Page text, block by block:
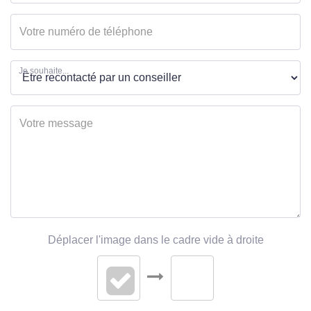
Ascenseur Non
Piscine Oui
Je souhaite...
Déplacer l'image dans le cadre vide à droite